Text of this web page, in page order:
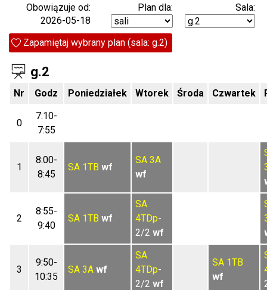
Obowiązuje od:
2026-05-18
Plan dla: Sala:
Zapamiętaj wybrany plan (sala: g.2)
g.2
Nr Godz Poniedziałek Wtorek Środa Czwartek
0
7:10-
7:55
1
8:00-
8:45
SA 1TB wf
SA 3A
wf
2
8:55-
9:40
SA 1TB wf
SA
4TDp-
2/2 wf
3
9:50-
10:35
SA 3A wf
SA
4TDp-
2/2 wf
SA 1TB
wf